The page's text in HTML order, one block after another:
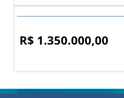
R$ 1.350.000,00